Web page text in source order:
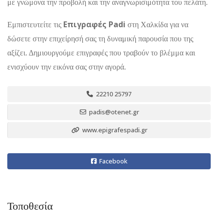
με γνώμονα την προβολή και την αναγνωρισιμότητα του πελάτη.
Εμπιστευτείτε τις Επιγραφές Padi στη Χαλκίδα για να
δώσετε στην επιχείρησή σας τη δυναμική παρουσία που της
αξίζει. Δημιουργούμε επιγραφές που τραβούν το βλέμμα και
ενισχύουν την εικόνα σας στην αγορά.
22210 25797
padis@otenet.gr
www.epigrafespadi.gr
Facebook
Τοποθεσία